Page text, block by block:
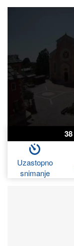
38
Uzastopno
snimanje